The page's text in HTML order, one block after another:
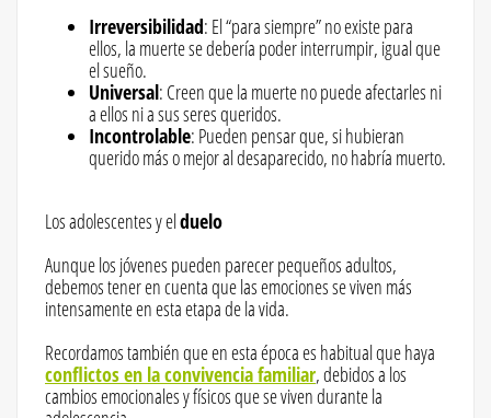
Irreversibilidad: El “para siempre” no existe para
ellos, la muerte se debería poder interrumpir, igual que
el sueño.
Universal: Creen que la muerte no puede afectarles ni
a ellos ni a sus seres queridos.
Incontrolable: Pueden pensar que, si hubieran
querido más o mejor al desaparecido, no habría muerto.
Los adolescentes y elduelo
Aunque los jóvenes pueden parecer pequeños adultos,
debemos tener en cuenta que las emociones se viven más
intensamente en esta etapa de la vida.
Recordamos también que en esta época es habitual que haya
conflictos en la convivencia familiar, debidos a los
cambios emocionales y físicos que se viven durante la